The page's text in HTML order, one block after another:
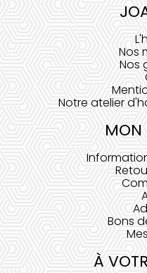
Nos
Nos
Notre atelier
MON
Bons
À